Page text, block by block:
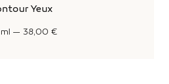
Yeux
— 38,00 €